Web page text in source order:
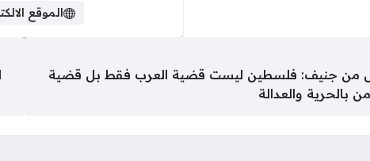
الموقع
من جنيف: فلسطين ليست قضية العرب فقط بل قضية
بالحرية والعدالة